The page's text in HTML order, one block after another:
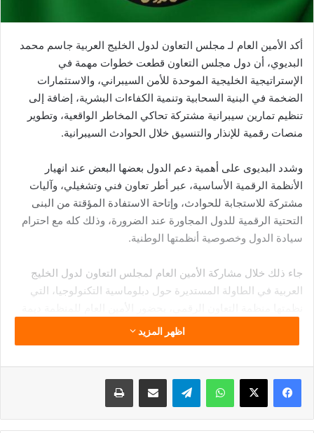
أكد الأمين العام لـ مجلس التعاون لدول الخليج العربية جاسم محمد
البديوي، أن دول مجلس التعاون قطعت خطوات مهمة في
الإستراتيجية الخليجية الموحدة للأمن السيبراني، والاستثمارات
الضخمة في البنية السحابية وتنمية الكفاءات البشرية، إضافة إلى
تنظيم تمارين سيبرانية مشتركة تحاكي المخاطر الواقعية، وتطوير
منصات رقمية للإنذار والتنسيق خلال الحوادث السيبرانية.
وشدد البديوى على أهمية دعم الدول بعضها البعض عند انهيار
الأنظمة الرقمية الأساسية، عبر أطر تعاون فني وتشغيلي، وآليات
مشتركة للاستجابة للحوادث، وإتاحة الاستفادة المؤقتة من البنى
التحتية الرقمية للدول المجاورة عند الضرورة، وذلك كله مع احترام
سيادة الدول وخصوصية أنظمتها الوطنية.
جاء ذلك خلال مشاركة الأمين العام لمجلس التعاون لدول الخليج
العربية في الطاولة المستديرة حول دبلوماسية التكنولوجيا، التي
بالعاصمة القطرية الدوحة.
وأشار إلى أن هناك مجموعة من المجالات الرقمية التي يجب أن
تحظى بحماية دولية مشددة منعًا للتصعيد وصونًا لحياة المدنيين،
اظهر المزيد
فيسبوك ‫X واتساب تيلقرام مشاركة عبر البريد طباعة